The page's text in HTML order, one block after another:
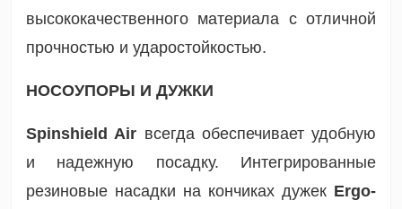
высококачественного материала с отличной
прочностью и ударостойкостью.
НОСОУПОРЫ И ДУЖКИ
Spinshield Air всегда обеспечивает удобную
и надежную посадку. Интегрированные
резиновые насадки на кончиках дужек Ergo-